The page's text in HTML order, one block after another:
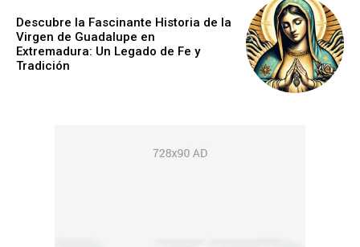
Descubre la Fascinante Historia de la
Virgen de Guadalupe en
Extremadura: Un Legado de Fe y
Tradición